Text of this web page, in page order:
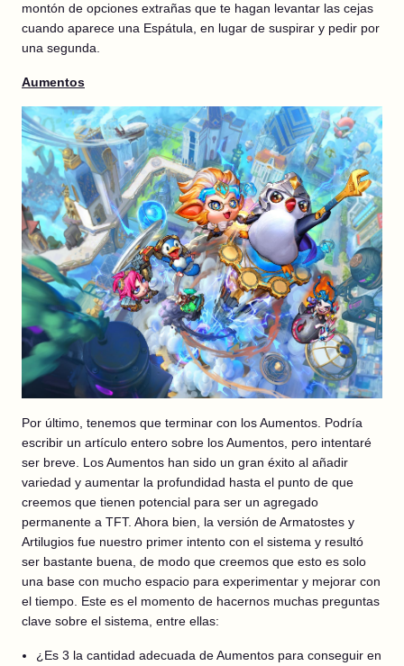
montón de opciones extrañas que te hagan levantar las cejas
cuando aparece una Espátula, en lugar de suspirar y pedir por
una segunda.
Aumentos
Por último, tenemos que terminar con los Aumentos. Podría
escribir un artículo entero sobre los Aumentos, pero intentaré
ser breve. Los Aumentos han sido un gran éxito al añadir
variedad y aumentar la profundidad hasta el punto de que
creemos que tienen potencial para ser un agregado
permanente a TFT. Ahora bien, la versión de Armatostes y
Artilugios fue nuestro primer intento con el sistema y resultó
ser bastante buena, de modo que creemos que esto es solo
una base con mucho espacio para experimentar y mejorar con
el tiempo. Este es el momento de hacernos muchas preguntas
clave sobre el sistema, entre ellas:
¿Es 3 la cantidad adecuada de Aumentos para conseguir en